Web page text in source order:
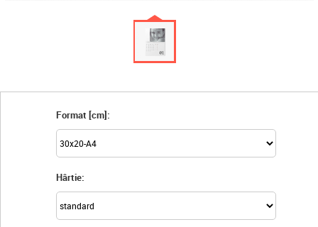
Format [cm]:
Hârtie: